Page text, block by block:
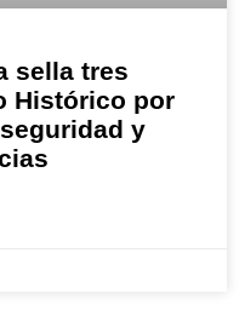
sella tres
Histórico por
y